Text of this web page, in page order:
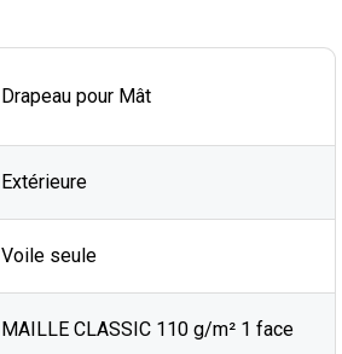
Drapeau pour Mât
Extérieure
Voile seule
MAILLE CLASSIC 110 g/m² 1 face